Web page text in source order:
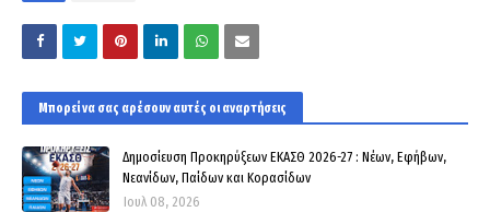
Μπορεί να σας αρέσουν αυτές οι αναρτήσεις
Δημοσίευση Προκηρύξεων ΕΚΑΣΘ 2026-27 : Νέων, Εφήβων,
Νεανίδων, Παίδων και Κορασίδων
Ιουλ 08, 2026